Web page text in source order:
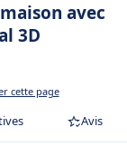
avec
3D
cette page
Avis